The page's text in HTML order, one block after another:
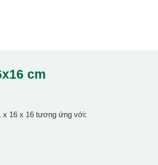
cm
x 16 x 16 tương ứng với: